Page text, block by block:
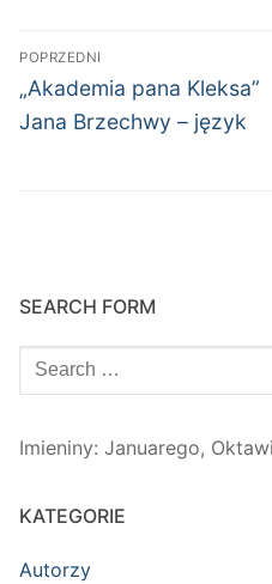
Nawigacja
wpisu
POPRZEDNI
Poprzedni
wpis:
„Akademia pana Kleksa”
Jana Brzechwy – język
SEARCH FORM
Szukaj:
Imieniny: Januarego,
KATEGORIE
Autorzy